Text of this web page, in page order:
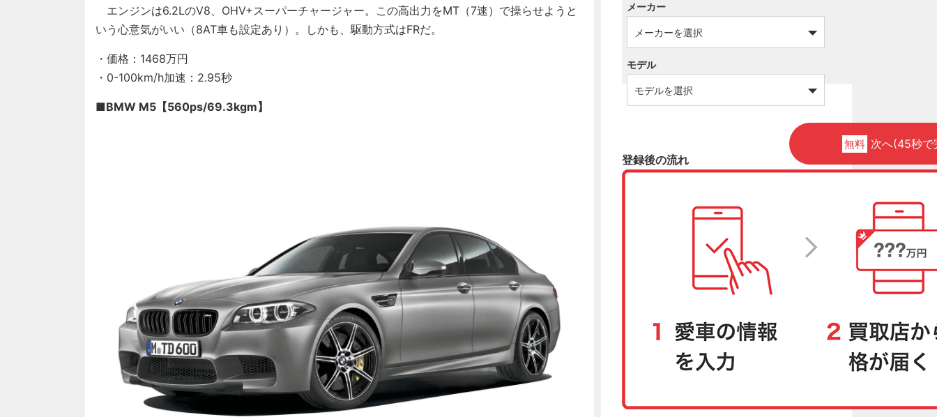
エンジンは6.2LのV8、OHV+スーパーチャージャー。この高出力をMT（7速）で操らせようと
いう心意気がいい（8AT車も設定あり）。しかも、駆動方式はFRだ。
・価格：1468万円
・0-100km/h加速：2.95秒
■BMW M5【560ps/69.3kgm】
メーカー
モデル
無料 次へ(45秒で
登録後の流れ